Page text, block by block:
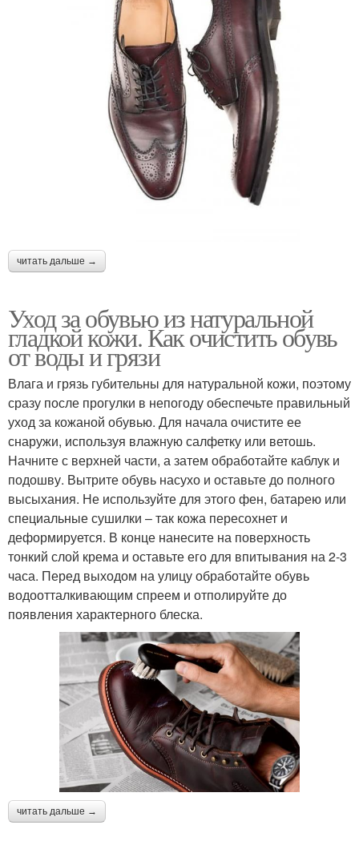
читать дальше →
Уход за обувью из натуральной
гладкой кожи. Как очистить обувь
от воды и грязи
Влага и грязь губительны для натуральной кожи, поэтому
сразу после прогулки в непогоду обеспечьте правильный
уход за кожаной обувью. Для начала очистите ее
снаружи, используя влажную салфетку или ветошь.
Начните с верхней части, а затем обработайте каблук и
подошву. Вытрите обувь насухо и оставьте до полного
высыхания. Не используйте для этого фен, батарею или
специальные сушилки – так кожа пересохнет и
деформируется. В конце нанесите на поверхность
тонкий слой крема и оставьте его для впитывания на 2-3
часа. Перед выходом на улицу обработайте обувь
водоотталкивающим спреем и отполируйте до
появления характерного блеска.
читать дальше →